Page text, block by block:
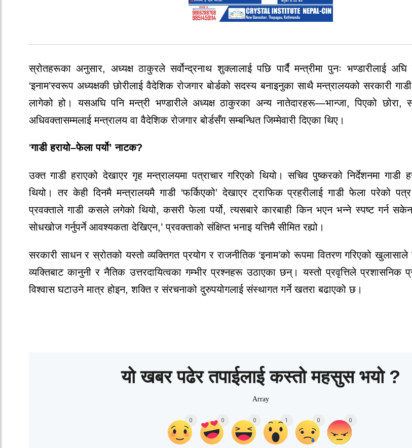
स्रोतहरूका अनुसार, अध्यक्ष ठाकुरले सर्वोन्द्रनाथ शुक्लालाई पछि पार्दै मन्त्रीमा पुनः भण्डारीलाई
‘इनाम’स्वरूप अध्यक्षकी छोरीलाई वैदेशिक रोजगार बोर्डको सदस्य बनाइनुका साथै मन्त्रालयको सरकारी
लागेको हो। यसअघि पनि मन्त्री भण्डारीले अध्यक्ष ठाकुरका अन्य नातेदारहरू—भान्जा, पिएको छोरा,
अधिवक्तासम्मलाई मन्त्रालय वा वैदेशिक रोजगार बोर्डसँग सम्बन्धित जिम्मेवारी दिएका थिए।
‘गाडी हरायो–फेला पर्यो’ नाटक?
उक्त गाडी हराएको देखाएर गृह मन्त्रालयमा पत्राचार गरिएको थियो। सचिव पुष्करको निर्देशनमा गाडी
थियो। तर केही दिनमै मन्त्रालयमै गाडी ‘फर्किएको’ देखाएर ट्राफिक प्रहरीलाई गाडी फेला परेको
प्रवक्ताले गाडी कसले लगेको थियो, कसरी फेला पर्यो, त्यसबारे कारबाही किन भएन भन्ने स्पष्ट गर्न
सोधखोज गर्नुपर्ने आवश्यकता देखिएन,’ प्रवक्ताको संक्षिप्त भनाइ यत्तिमै सीमित रह्यो।
सरकारी साधन र स्रोतको यस्तो व्यक्तिगत प्रयोग र राजनीतिक ‘इनाम’को रूपमा वितरण गरिएको खुलासाले
व्यक्तिबाट कानुनी र नैतिक उत्तरदायित्वका गम्भीर प्रश्नहरू उठाएका छन्।यस्तो प्रवृत्तिले प्रशासनिक
विश्वास घटाउने मात्र होइन, शक्ति र संरचनाको दुरुपयोगलाई संस्थागत गर्ने खतरा बढाएको छ।
यो खबर पढेर तपाईलाई कस्तो महसुस भयो ?
Array
0 0 0 1 0 0